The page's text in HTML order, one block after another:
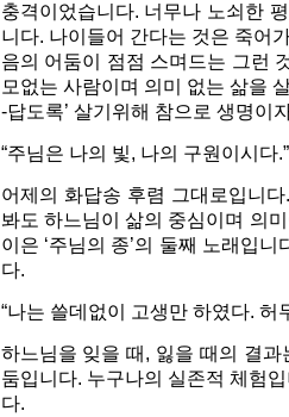
충격이었습니다. 너무나 노쇠한
니다. 나이들어 간다는 것은 죽어
음의 어둠이 점점 스며드는 그런
모없는 사람이며 의미 없는 삶을
-답도록’ 살기위해 참으로 생명이
“주님은 나의 빛, 나의 구원이시다
어제의 화답송 후렴 그대로입니
봐도 하느님이 삶의 중심이며 의
이은 ‘주님의 종’의 둘째 노래입
다.
“나는 쓸데없이 고생만 하였다. 허
하느님을 잊을 때, 잃을 때의 결
둠입니다. 누구나의 실존적 체험
다.